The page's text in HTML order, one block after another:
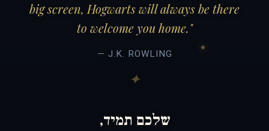
big screen, Hogwarts will always be there
to welcome you home."
— J.K. ROWLING
שלכם תמיד,